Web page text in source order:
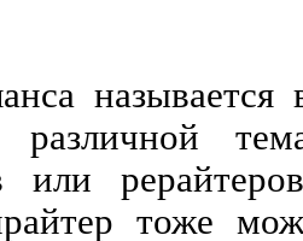
называется
или
тоже